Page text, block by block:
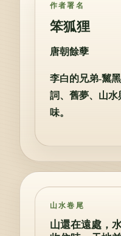
作者署名
笨狐狸
唐朝餘孽
李白的兄弟-黧
詞、舊夢、山
味。
山水卷尾
山還在遠處，